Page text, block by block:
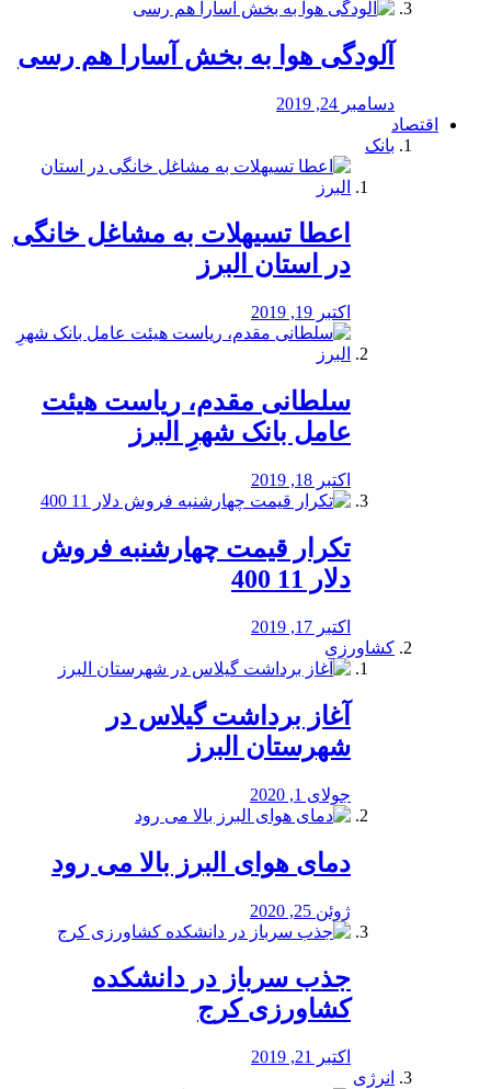
آلودگی هوا به بخش آسارا هم رسی
دسامبر 24, 2019
اقتصاد
بانک
️اعطا تسیهلات به مشاغل خانگی
در استان البرز
اکتبر 19, 2019
سلطانی مقدم، ریاست هیئت
عامل بانک شهرِ البرز
اکتبر 18, 2019
تکرار قیمت چهارشنبه فروش
دلار 11 400
اکتبر 17, 2019
کشاورزی
آغاز برداشت گیلاس در
شهرستان البرز
جولای 1, 2020
دمای هوای البرز بالا می رود
ژوئن 25, 2020
جذب سرباز در دانشکده
کشاورزی کرج
اکتبر 21, 2019
انرژی